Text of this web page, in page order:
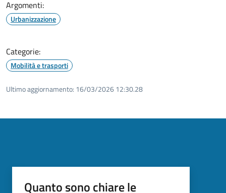
Argomenti:
Urbanizzazione
Categorie:
Mobilità e trasporti
Ultimo aggiornamento: 16/03/2026 12:30.28
Quanto sono chiare le